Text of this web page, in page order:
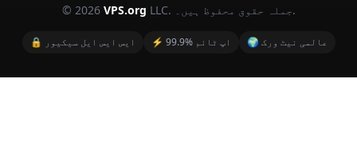
© 2026 VPS.org LLC. جملہ حقوق محفوظ ہیں۔.
🔒 ایس ایس ایل سیکیور ⚡ 99.9% اپ ٹائم 🌍 عالمی نیٹ ورک